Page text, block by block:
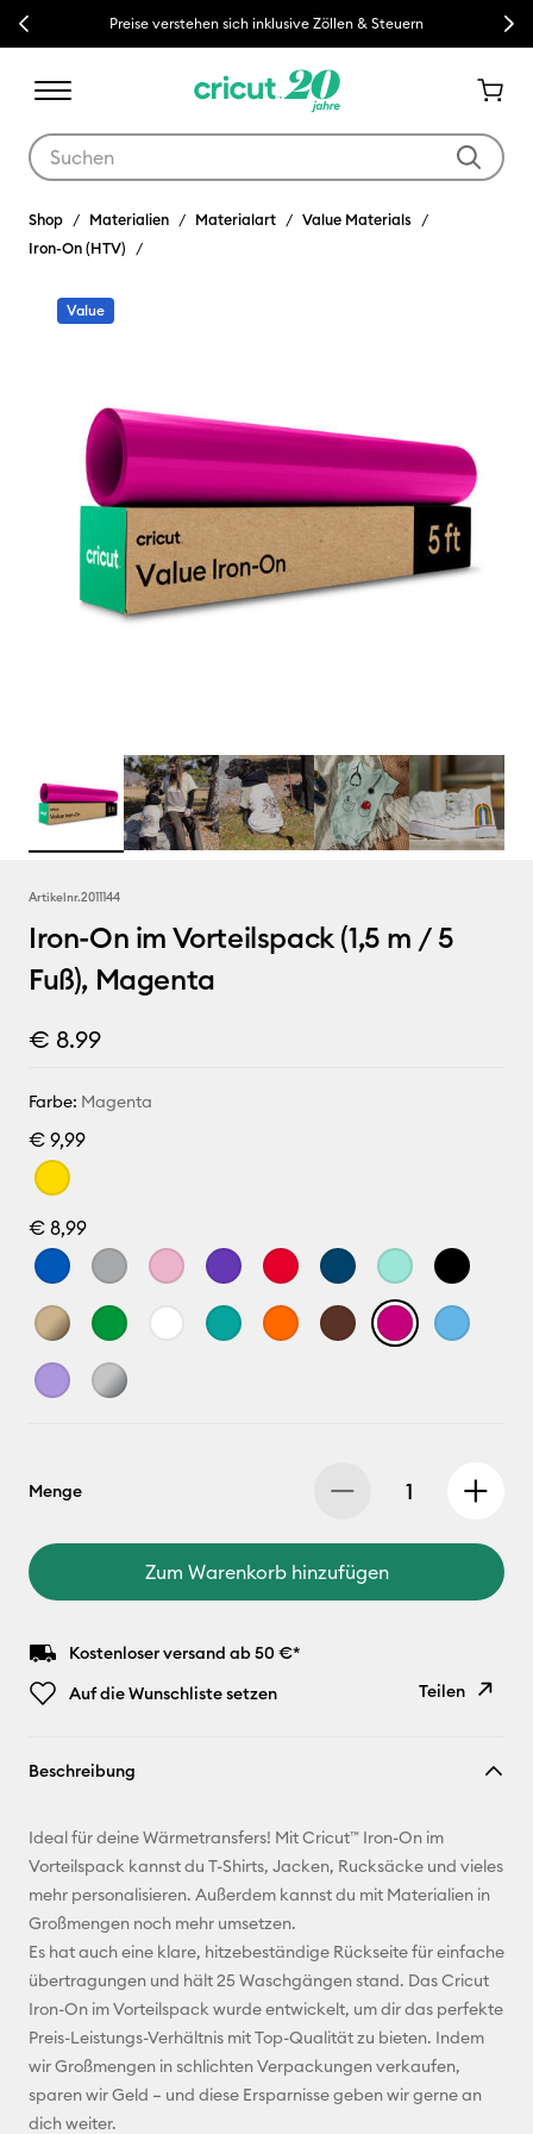
Previous Preise verstehen sich inklusive Zöllen & Steuern Next
Shop Materialien Materialart
Value Materials
Iron-On (HTV)
Value
Artikelnr.2011144
Iron-On im Vorteilspack (1,5 m / 5
Fuß), Magenta
€ 8.99
Farbe: Magenta
€ 9,99
€ 8,99
Menge
Zum Warenkorb hinzufügen
Kostenloser versand ab 50 €*
Auf die Wunschliste setzen
Teilen
E-Mail-
Adresse
Facebook
X
Beschreibung
Ideal für deine Wärmetransfers! Mit Cricut™ Iron-On im
Vorteilspack kannst du T-Shirts, Jacken, Rucksäcke und vieles
mehr personalisieren. Außerdem kannst du mit Materialien in
Großmengen noch mehr umsetzen.
Es hat auch eine klare, hitzebeständige Rückseite für einfache
übertragungen und hält 25 Waschgängen stand. Das Cricut
Iron-On im Vorteilspack wurde entwickelt, um dir das perfekte
Preis-Leistungs-Verhältnis mit Top-Qualität zu bieten. Indem
wir Großmengen in schlichten Verpackungen verkaufen,
sparen wir Geld – und diese Ersparnisse geben wir gerne an
dich weiter.